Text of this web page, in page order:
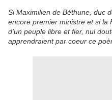
Si Maximilien de Béthune, duc
encore premier ministre et si la
d'un peuple libre et fier, nul
apprendraient par coeur ce